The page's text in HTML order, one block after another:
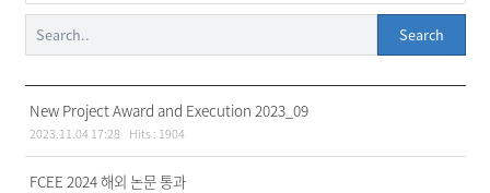
Search
New Project Award and Execution 2023_09
2023.11.04 17:28 Hits : 1904
FCEE 2024 해외 논문 통과